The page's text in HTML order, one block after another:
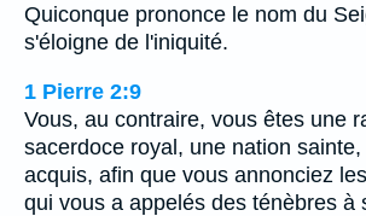
Quiconque prononce le nom du
s'éloigne de l'iniquité.
1 Pierre 2:9
Vous, au contraire, vous êtes une
sacerdoce royal, une nation
acquis, afin que vous annonciez
qui vous a appelés des ténèbres à